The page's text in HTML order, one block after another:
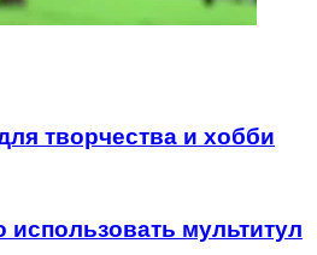
творчества и хобби
использовать мультитул